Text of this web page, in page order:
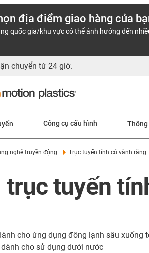
địa điểm giao hàng của
quốc gia/khu vực có thể ảnh hưởng đến
chuyển từ 24 giờ.
Công cụ cấu hình
nghệ truyền động Trục tuyến tính có vành răng
trục tuyến
cho ứng dụng đông lạnh sâu xuống
dành cho sử dụng dưới nước